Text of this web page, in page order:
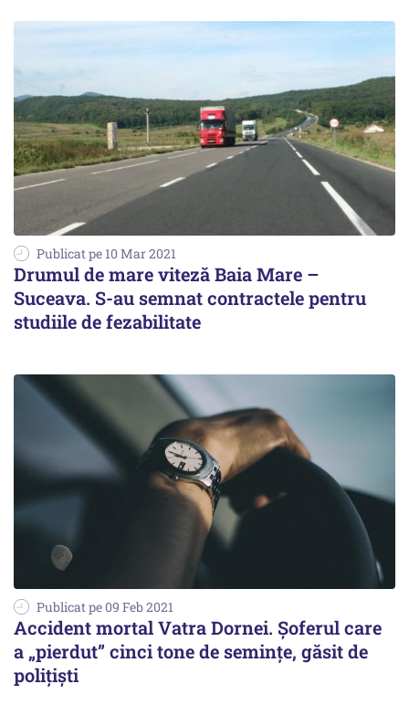
Publicat pe 10 Mar 2021
Drumul de mare viteză Baia Mare –
Suceava. S-au semnat contractele pentru
studiile de fezabilitate
Publicat pe 09 Feb 2021
Accident mortal Vatra Dornei. Șoferul care
a „pierdut” cinci tone de semințe, găsit de
polițiști